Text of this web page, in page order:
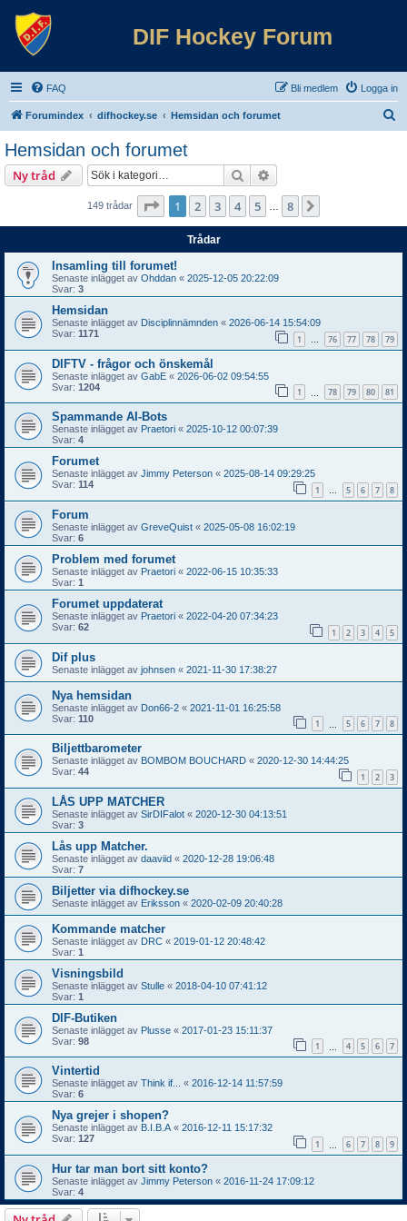
DIF Hockey Forum
FAQ Logga in
Bli medlem
Forumindex difhockey.se Hemsidan och forumet
Hemsidan och forumet
Ny tråd Sök
149 trådar Sida av 8
1 2 3 4 5 8
Trådar
Insamling till forumet!
Senaste inlägget av Ohddan « 2025-12-05 20:22:09
Svar: 3
Hemsidan
Senaste inlägget av Disciplinnämnden « 2026-06-14 15:54:09
Svar: 1171 1 … 76 77 78 79
DIFTV - frågor och önskemål
Senaste inlägget av GabE « 2026-06-02 09:54:55
Svar: 1204 1 78 79 80 81
Spammande AI-Bots
Senaste inlägget av Praetori « 2025-10-12 00:07:39
Svar: 4
Forumet
Senaste inlägget av Jimmy Peterson « 2025-08-14 09:29:25
Svar: 114 1 … 5 6 7 8
Forum
Senaste inlägget av GreveQuist « 2025-05-08 16:02:19
Svar: 6
Problem med forumet
Senaste inlägget av Praetori « 2022-06-15 10:35:33
Svar: 1
Forumet uppdaterat
Senaste inlägget av Praetori « 2022-04-20 07:34:23
Svar: 62 1 2 3 4 5
Dif plus
Senaste inlägget av johnsen « 2021-11-30 17:38:27
Nya hemsidan
Senaste inlägget av Don66-2 « 2021-11-01 16:25:58
Svar: 110 1 5 6 7 8
Biljettbarometer
Senaste inlägget av BOMBOM BOUCHARD « 2020-12-30 14:44:25
Svar: 44 1 2 3
LÅS UPP MATCHER
Senaste inlägget av SirDIFalot « 2020-12-30 04:13:51
Svar: 3
Lås upp Matcher.
Senaste inlägget av daaviid « 2020-12-28 19:06:48
Svar: 7
Biljetter via difhockey.se
Senaste inlägget av Eriksson « 2020-02-09 20:40:28
Kommande matcher
Senaste inlägget av DRC « 2019-01-12 20:48:42
Svar: 1
Visningsbild
Senaste inlägget av Stulle « 2018-04-10 07:41:12
Svar: 1
DIF-Butiken
Senaste inlägget av Plusse « 2017-01-23 15:11:37
Svar: 98 1 4 5 6 7
Vintertid
Senaste inlägget av Think if... « 2016-12-14 11:57:59
Svar: 6
Nya grejer i shopen?
Senaste inlägget av B.I.B.A« 2016-12-11 15:17:32
Svar: 127 1 6 7 8 9
Hur tar man bort sitt konto?
Senaste inlägget av Jimmy Peterson « 2016-11-24 17:09:12
Svar: 4